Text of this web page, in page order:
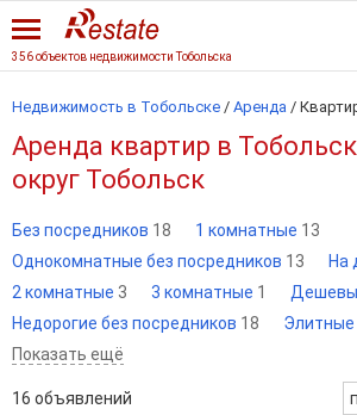
356 объектов недвижимости Тобольска
Недвижимость в Тобольске / Аренда /
Аренда квартир в
округ Тобольск
Без посредников 18 1 комнатные 13
Однокомнатные без посредников 13 На
2 комнатные 3 3 комнатные 1
Недорогие без посредников 18 Элитные
Показать ещё
16 объявлений